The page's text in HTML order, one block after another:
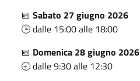
📅 Sabato 27 giugno 2026
🕒 dalle 15:00 alle 18:00
📅 Domenica 28 giugno 2026
🕤 dalle 9:30 alle 12:30